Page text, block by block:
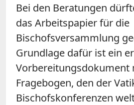
Bei den Beratungen
das Arbeitspapier für die
Bischofsversammlung
Grundlage dafür ist ein
Vorbereitungsdokument
Fragebogen, den der
Bischofskonferenzen